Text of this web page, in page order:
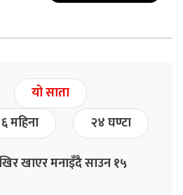
यो साता
६ महिना २४ घण्टा
खाएर मनाइँदै साउन १५